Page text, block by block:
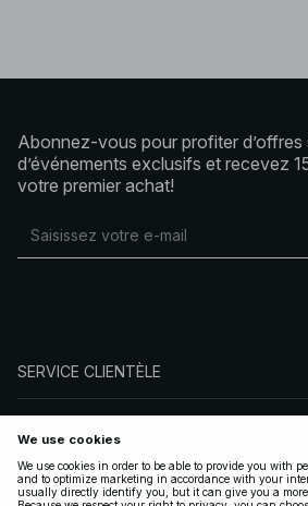
Abonnez-vous pour profiter d’offres
d’événements exclusifs et recevez
votre premier achat!
SERVICE CLIENTÈLE
SUIVEZ-NOUS